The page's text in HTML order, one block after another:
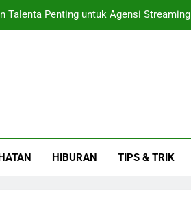
Talenta Penting untuk Agensi Streaming
Purifier Hemat Energi untuk Kamar Tidur
Dapur MBG Karena Pelanggaran Disiplin
HIBURAN TIPS & TRIK